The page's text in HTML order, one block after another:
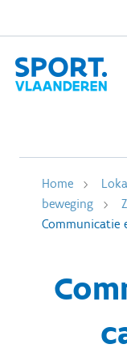
Home
beweging
Communicatie